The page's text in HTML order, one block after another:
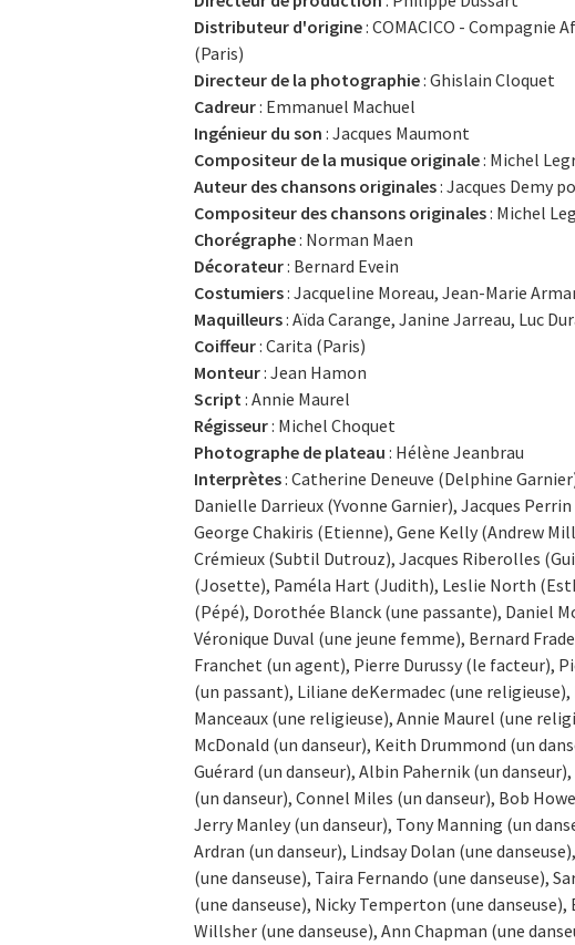
Distributeur d'origine: COMACICO - Compagnie
(Paris)
Directeur de la photographie: Ghislain Cloquet
Cadreur: Emmanuel Machuel
Ingénieur du son : Jacques Maumont
Compositeur de la musique originale: Michel
Auteur des chansons originales: Jacques Demy
Compositeur des chansons originales: Michel
Chorégraphe: Norman Maen
Décorateur: Bernard Evein
Costumiers: Jacqueline Moreau, Jean-Marie
Maquilleurs: Aïda Carange, Janine Jarreau, Luc
Coiffeur: Carita (Paris)
Monteur: Jean Hamon
Script : Annie Maurel
Régisseur: Michel Choquet
Photographe de plateau : Hélène Jeanbrau
Interprètes: Catherine Deneuve (Delphine
Danielle Darrieux (Yvonne Garnier), Jacques
George Chakiris (Etienne), Gene Kelly (Andrew
Crémieux (Subtil Dutrouz), Jacques Riberolles
(Josette), Paméla Hart (Judith), Leslie North
(Pépé), Dorothée Blanck (une passante), Daniel
Véronique Duval (une jeune femme), Bernard
Franchet (un agent), Pierre Durussy (le facteur),
(un passant), Liliane deKermadec (une
Manceaux (une religieuse), Annie Maurel (une
McDonald (un danseur), Keith Drummond (un
Guérard (un danseur), Albin Pahernik (un
(un danseur), Connel Miles (un danseur), Bob
Jerry Manley (un danseur), Tony Manning (un
Ardran (un danseur), Lindsay Dolan (une
(une danseuse), Taira Fernando (une danseuse),
(une danseuse), Nicky Temperton (une
Willsher (une danseuse), Ann Chapman (une